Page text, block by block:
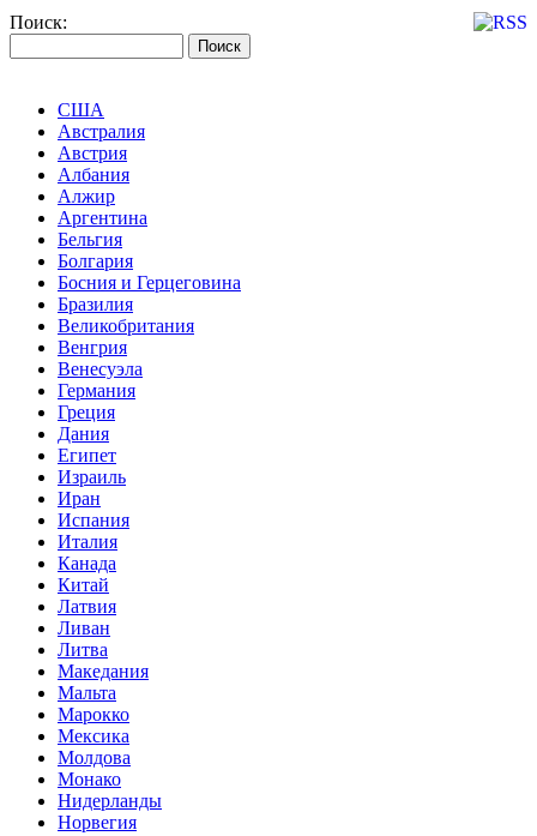
Поиск:
США
Австралия
Австрия
Албания
Алжир
Аргентина
Бельгия
Болгария
Босния и Герцеговина
Бразилия
Великобритания
Венгрия
Венесуэла
Германия
Греция
Дания
Египет
Израиль
Иран
Испания
Италия
Канада
Китай
Латвия
Ливан
Литва
Македания
Мальта
Марокко
Мексика
Молдова
Монако
Нидерланды
Норвегия